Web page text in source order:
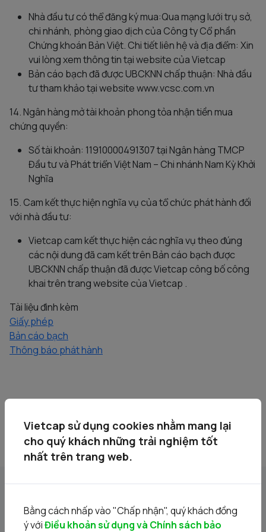
Nhà đầu tư có thể đăng ký mua:Qua mạng lưới trụ sở,
chi nhánh, phòng giao dịch của Công ty Cổ phần
Chứng khoán Bản Việt. Chi tiết liên hệ và địa điểm: Xin
vui lòng xem thông tin tại website của Vietcap
Bản cáo bạch đã được UBCKNN chấp thuận: Nhà đầu
tư tham khảo tại website www.vcsc.com.vn
14. Ngân hàng mở tài khoản phong tỏa nhận tiền mua
chứng quyền:
Số tài khoản: 11910000491307 tại Ngân hàng TMCP
Đầu tư và Phát triển Việt Nam – Chi nhánh Nam Kỳ Khởi
Nghĩa
15. Cam kết thực hiện nghĩa vụ của tổ chức phát hành đối
với nhà đầu tư:
Vietcap cam kết thực hiện các nghĩa vụ theo đúng
các nội dung đã cam kết trên Bản cáo bạch được
UBCKNN chấp thuận đã được Vietcap công bố công
khai trên trang website của Vietcap .
Tài liệu đình kèm
Giấy phép
Bản cáo bạch
Thông báo phát hành
Tin liên quan
Vietcap sử dụng cookies nhằm mang lại
cho quý khách những trải nghiệm tốt
nhất trên trang web.
Bằng cách nhấp vào "Chấp nhận", quý khách đồng
ý vớiĐiều khoản sử dụng và Chính sách bảo